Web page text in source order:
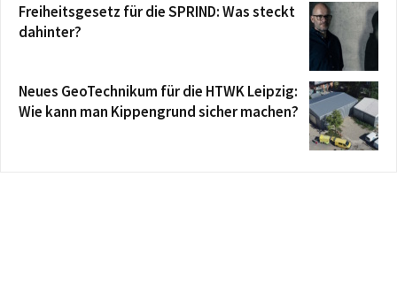
Freiheitsgesetz für die SPRIND: Was steckt
dahinter?
Neues GeoTechnikum für die HTWK Leipzig:
Wie kann man Kippengrund sicher machen?